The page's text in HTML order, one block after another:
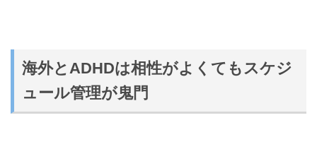
海外とADHDは相性がよくてもスケジ
ュール管理が鬼門